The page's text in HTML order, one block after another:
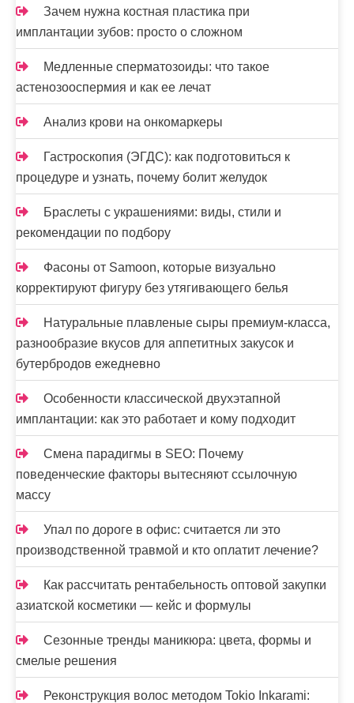
Зачем нужна костная пластика при
имплантации зубов: просто о сложном
Медленные сперматозоиды: что такое
астенозооспермия и как ее лечат
Анализ крови на онкомаркеры
Гастроскопия (ЭГДС): как подготовиться к
процедуре и узнать, почему болит желудок
Браслеты с украшениями: виды, стили и
рекомендации по подбору
Фасоны от Samoon, которые визуально
корректируют фигуру без утягивающего белья
Натуральные плавленые сыры премиум-класса,
разнообразие вкусов для аппетитных закусок и
бутербродов ежедневно
Особенности классической двухэтапной
имплантации: как это работает и кому подходит
Смена парадигмы в SEO: Почему
поведенческие факторы вытесняют ссылочную
массу
Упал по дороге в офис: считается ли это
производственной травмой и кто оплатит лечение?
Как рассчитать рентабельность оптовой закупки
азиатской косметики — кейс и формулы
Сезонные тренды маникюра: цвета, формы и
смелые решения
Реконструкция волос методом Tokio Inkarami: